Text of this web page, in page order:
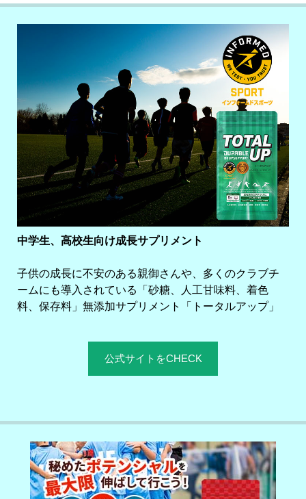
中学生、高校生向け成長サプリメント
子供の成長に不安のある親御さんや、多くのクラブチ
ームにも導入されている「砂糖、人工甘味料、着色
料、保存料」無添加サプリメント「トータルアップ」
公式サイトをCHECK